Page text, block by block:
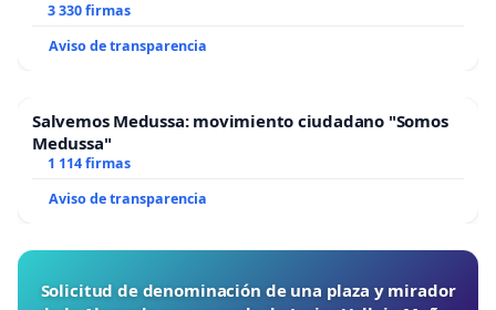
3 330 firmas
Aviso de transparencia
Salvemos Medussa: movimiento ciudadano "Somos
Medussa"
1 114 firmas
Aviso de transparencia
Solicitud de denominación de una plaza y mirador